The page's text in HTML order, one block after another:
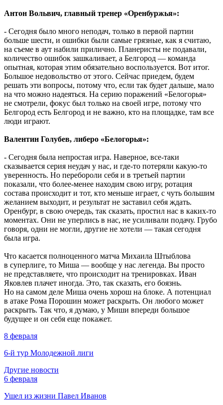
Антон Вольвич, главный тренер «Оренбуржья»:
- Сегодня было много неподач, только в первой партии
больше шести, и ошибки были самые грязные, как я считаю,
на съеме в аут набили прилично. Планеристы не подавали,
количество ошибок зашкаливает, а Белгород — команда
опытная, которая этим обязательно воспользуется. Вот итог.
Большое недовольство от этого. Сейчас приедем, будем
решать эти вопросы, потому что, если так будет дальше, мало
на что можно надеяться. На серию поражений «Белогорья»
не смотрели, фокус был только на своей игре, потому что
Белгород есть Белгород и не важно, кто на площадке, там все
люди играют.
Валентин Голубев, либеро «Белогорья»:
- Сегодня была непростая игра. Наверное, все-таки
сказывается серия неудач у нас, и где-то потеряли какую-то
уверенность. Но перебороли себя и в третьей партии
показали, что более-менее находим свою игру, ротация
состава происходит и тот, кто меньше играет, с чуть большим
желанием выходит, и результат не заставил себя ждать.
Оренбург, в свою очередь, так сказать, простил нас в каких-то
моментах. Они не уперлись в нас, не усиливали подачу. Грубо
говоря, одни не могли, другие не хотели — такая сегодня
была игра.
Что касается полноценного матча Михаила Штыблова
в суперлиге, то Миша — вообще у нас легенда. Вы просто
не представляете, что происходит на тренировках. Иван
Яковлев плачет иногда. Это, так сказать, его боязнь.
Но на самом деле Миша очень хорош на блоке. А потенциал
в атаке Рома Порошин может раскрыть. Он любого может
раскрыть. Так что, я думаю, у Миши впереди большое
будущее и он себя еще покажет.
8 февраля
6-й тур Молодежной лиги
Другие новости
6 февраля
Ушел из жизни Павел Иванов